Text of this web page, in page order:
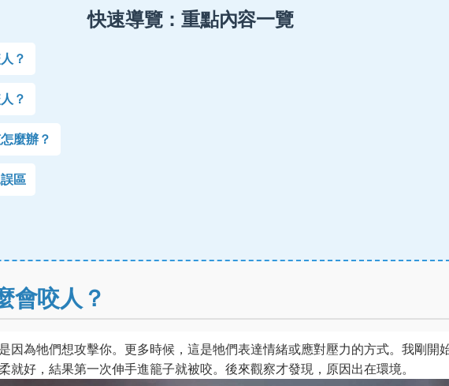
快速導覽：重點內容一覽
？
？
麼辦？
區
會咬人？
因為牠們想攻擊你。更多時候，這是牠們表達情緒或應對壓力的方式。我剛開
就好，結果第一次伸手進籠子就被咬。後來觀察才發現，原因出在環境。